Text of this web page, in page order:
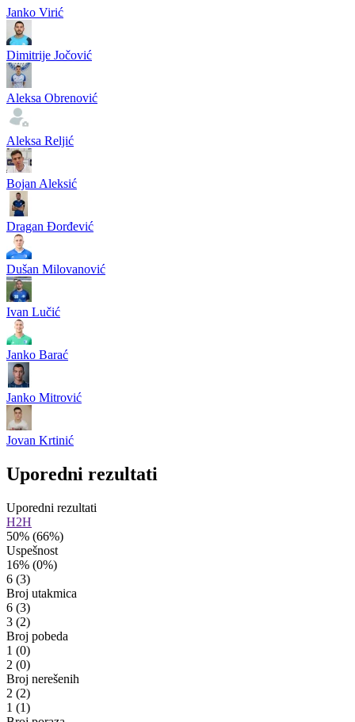
Janko Virić
Dimitrije Jočović
Aleksa Obrenović
Aleksa Reljić
Bojan Aleksić
Dragan Đorđević
Dušan Milovanović
Ivan Lučić
Janko Barać
Janko Mitrović
Jovan Krtinić
Uporedni rezultati
Uporedni rezultati
H2H
50% (66%)
Uspešnost
16% (0%)
6 (3)
Broj utakmica
6 (3)
3 (2)
Broj pobeda
1 (0)
2 (0)
Broj nerešenih
2 (2)
1 (1)